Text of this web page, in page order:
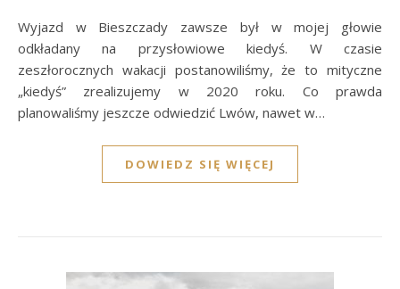
Wyjazd w Bieszczady zawsze był w mojej głowie
odkładany na przysłowiowe kiedyś. W czasie
zeszłorocznych wakacji postanowiliśmy, że to mityczne
„kiedyś” zrealizujemy w 2020 roku. Co prawda
planowaliśmy jeszcze odwiedzić Lwów, nawet w…
DOWIEDZ SIĘ WIĘCEJ